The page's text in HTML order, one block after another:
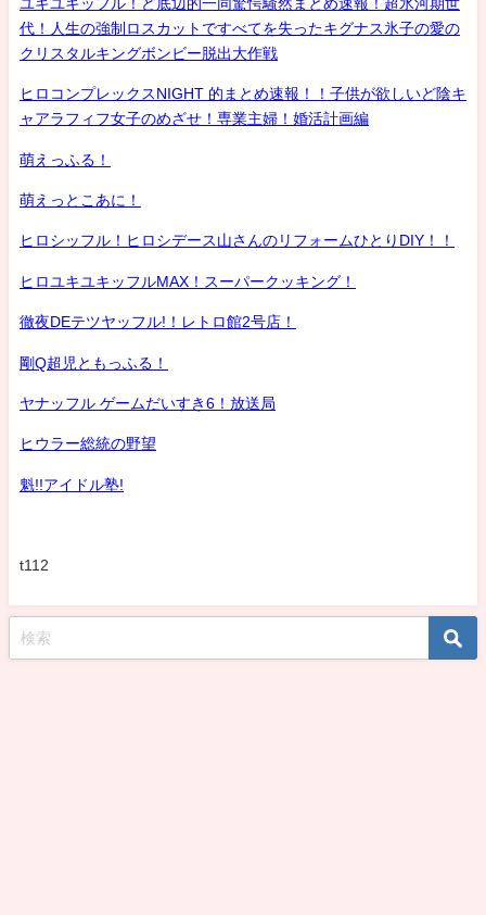
代！人生の強制ロスカットですべてを失ったキグナス氷子の愛の
クリスタルキングボンビー脱出大作戦
ヒロコンプレックスNIGHT 的まとめ速報！！子供が欲しいど陰キ
ャアラフィフ女子のめざせ！専業主婦！婚活計画編
萌えっふる！
萌えっとこあに！
ヒロシッフル！ヒロシデース山さんのリフォームひとりDIY！！
ヒロユキユキッフルMAX！スーパークッキング！
徹夜DEテツヤッフル!！レトロ館2号店！
剛Q超児ともっふる！
ヤナッフル ゲームだいすき6！放送局
ヒウラー総統の野望
魁!!アイドル塾!
t112